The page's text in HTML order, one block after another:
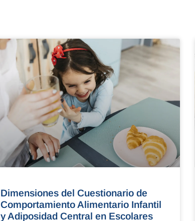
Dimensiones del Cuestionario de
Comportamiento Alimentario Infantil
y Adiposidad Central en Escolares